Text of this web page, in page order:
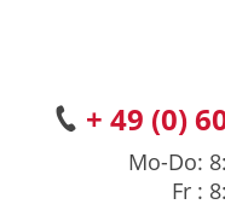
+ 49 (0)
Mo-Do:
Fr :